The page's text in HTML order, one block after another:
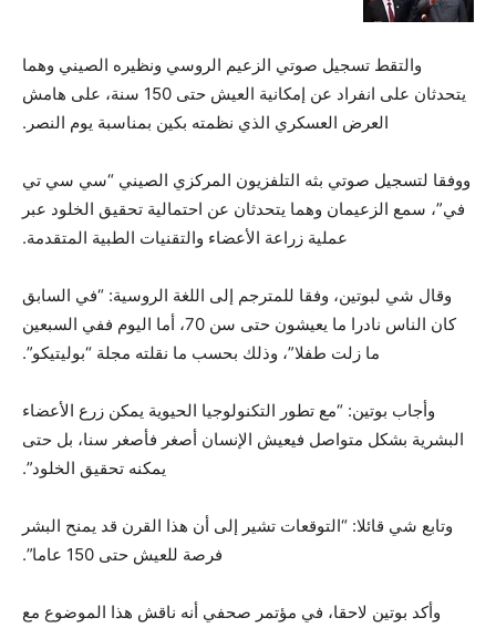
والتقط تسجيل صوتي الزعيم الروسي ونظيره الصيني وهما
يتحدثان على انفراد عن إمكانية العيش حتى 150 سنة، على هامش
العرض العسكري الذي نظمته بكين بمناسبة يوم النصر.
ووفقا لتسجيل صوتي بثه التلفزيون المركزي الصيني “سي سي تي
في”، سمع الزعيمان وهما يتحدثان عن احتمالية تحقيق الخلود عبر
عملية زراعة الأعضاء والتقنيات الطبية المتقدمة.
وقال شي لبوتين، وفقا للمترجم إلى اللغة الروسية: “في السابق
كان الناس نادرا ما يعيشون حتى سن 70، أما اليوم ففي السبعين
ما زلت طفلا”، وذلك بحسب ما نقلته مجلة “بوليتيكو”.
وأجاب بوتين: “مع تطور التكنولوجيا الحيوية يمكن زرع الأعضاء
البشرية بشكل متواصل فيعيش الإنسان أصغر فأصغر سنا، بل حتى
يمكنه تحقيق الخلود”.
وتابع شي قائلا: “التوقعات تشير إلى أن هذا القرن قد يمنح البشر
فرصة للعيش حتى 150 عاما”.
وأكد بوتين لاحقا، في مؤتمر صحفي أنه ناقش هذا الموضوع مع